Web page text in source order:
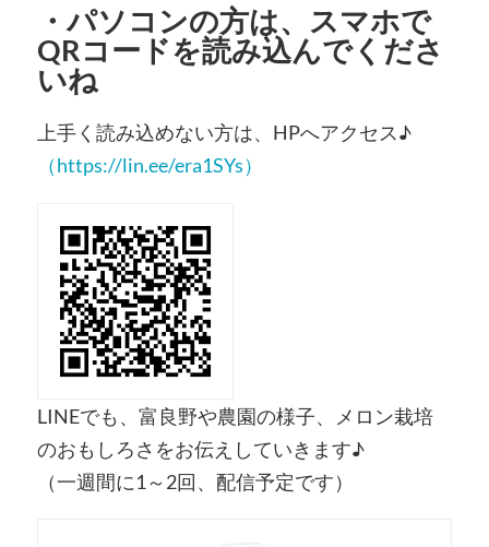
・パソコンの方は、スマホで
QRコードを読み込んでくださ
いね
上手く読み込めない方は、HPへアクセス♪
（https://lin.ee/era1SYs）
LINEでも、富良野や農園の様子、メロン栽培
のおもしろさをお伝えしていきます♪
（一週間に1～2回、配信予定です）